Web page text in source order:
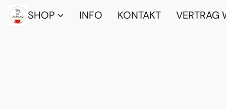
SHOP INFO KONTAKT VERTRAG